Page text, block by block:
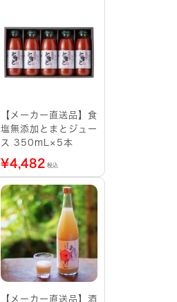
【メーカー直送品】食
塩無添加とまとジュー
ス 350mL×5本
¥4,482 税込
【メーカー直送品】酒